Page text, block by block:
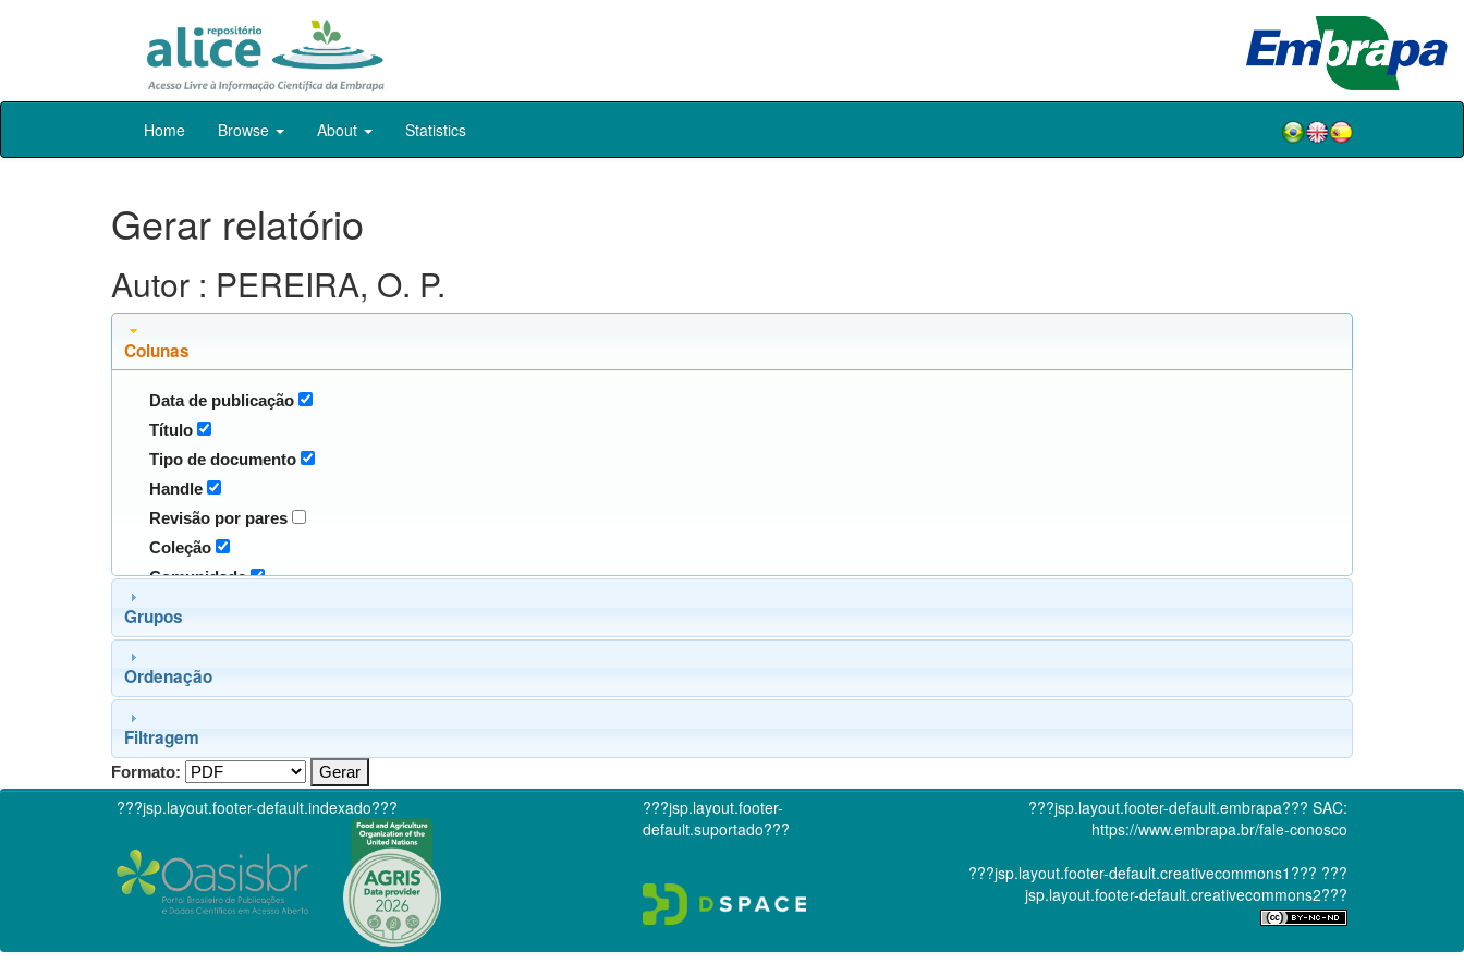
Skip
Home Browse About Statistics
Gerar relatório
Autor : PEREIRA, O. P.
Colunas
Data de publicação
Título
Tipo de documento
Handle
Revisão por pares
Coleção
Comunidade
Grupos
Ordenação
Filtragem
Formato:
???jsp.layout.footer-default.indexado???
???jsp.layout.footer-
default.suportado???
???jsp.layout.footer-default.embrapa??? SAC:
https://www.embrapa.br/fale-conosco
???jsp.layout.footer-default.creativecommons1??? ???
jsp.layout.footer-default.creativecommons2???